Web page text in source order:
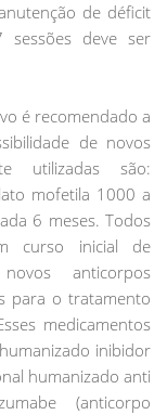
de déficit
sessões deve ser
é recomendado a
de novos
utilizadas são:
mofetila 1000 a
6 meses. Todos
curso inicial de
anticorpos
para o tratamento
medicamentos
inibidor
humanizado anti
(anticorpo